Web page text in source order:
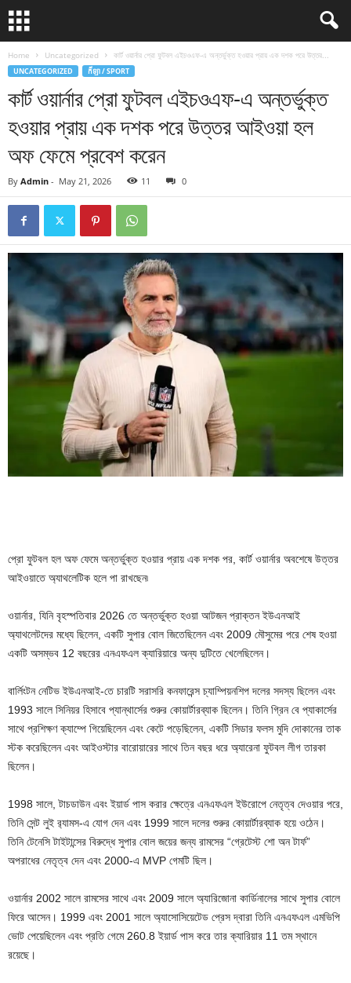
Home Uncategorized কার্ট ওয়ার্নার প্রো ফুটবল এইচওএফ-এ অন্তর্ভুক্ত হওয়ার প্রায় এক দশক পরে উত্তর...
UNCATEGORIZED កីឡា / SPORT
কার্ট ওয়ার্নার প্রো ফুটবল এইচওএফ-এ অন্তর্ভুক্ত
হওয়ার প্রায় এক দশক পরে উত্তর আইওয়া হল
অফ ফেমে প্রবেশ করেন
By Admin - May 21, 2026 11 0
প্রো ফুটবল হল অফ ফেমে অন্তর্ভুক্ত হওয়ার প্রায় এক দশক পর, কার্ট ওয়ার্নার অবশেষে উত্তর
আইওয়াতে অ্যাথলেটিক হলে পা রাখছেন৷
ওয়ার্নার, যিনি বৃহস্পতিবার 2026 তে অন্তর্ভুক্ত হওয়া আটজন প্রাক্তন ইউএনআই
অ্যাথলেটদের মধ্যে ছিলেন, একটি সুপার বোল জিতেছিলেন এবং 2009 মৌসুমের পরে শেষ হওয়া
একটি অসম্ভব 12 বছরের এনএফএল ক্যারিয়ারে অন্য দুটিতে খেলেছিলেন।
বার্লিংটন নেটিভ ইউএনআই-তে চারটি সরাসরি কনফারেন্স চ্যাম্পিয়নশিপ দলের সদস্য ছিলেন এবং
1993 সালে সিনিয়র হিসাবে প্যান্থার্সের শুরুর কোয়ার্টারব্যাক ছিলেন। তিনি গ্রিন বে প্যাকার্সের
সাথে প্রশিক্ষণ ক্যাম্পে গিয়েছিলেন এবং কেটে পড়েছিলেন, একটি সিডার ফলস মুদি দোকানের তাক
স্টক করেছিলেন এবং আইওস্টার বারোয়ারের সাথে তিন বছর ধরে অ্যারেনা ফুটবল লীগ তারকা
ছিলেন।
1998 সালে, টাচডাউন এবং ইয়ার্ড পাস করার ক্ষেত্রে এনএফএল ইউরোপে নেতৃত্ব দেওয়ার পরে,
তিনি সেন্ট লুই র‌্যামস-এ যোগ দেন এবং 1999 সালে দলের শুরুর কোয়ার্টারব্যাক হয়ে ওঠেন।
তিনি টেনেসি টাইটান্সের বিরুদ্ধে সুপার বোল জয়ের জন্য রামসের “গ্রেটেস্ট শো অন টার্ফ”
অপরাধের নেতৃত্ব দেন এবং 2000-এ MVP গেমটি ছিল।
ওয়ার্নার 2002 সালে রামসের সাথে এবং 2009 সালে অ্যারিজোনা কার্ডিনালের সাথে সুপার বোলে
ফিরে আসেন। 1999 এবং 2001 সালে অ্যাসোসিয়েটেড প্রেস দ্বারা তিনি এনএফএল এমভিপি
ভোট পেয়েছিলেন এবং প্রতি গেমে 260.8 ইয়ার্ড পাস করে তার ক্যারিয়ার 11 তম স্থানে
রয়েছে।